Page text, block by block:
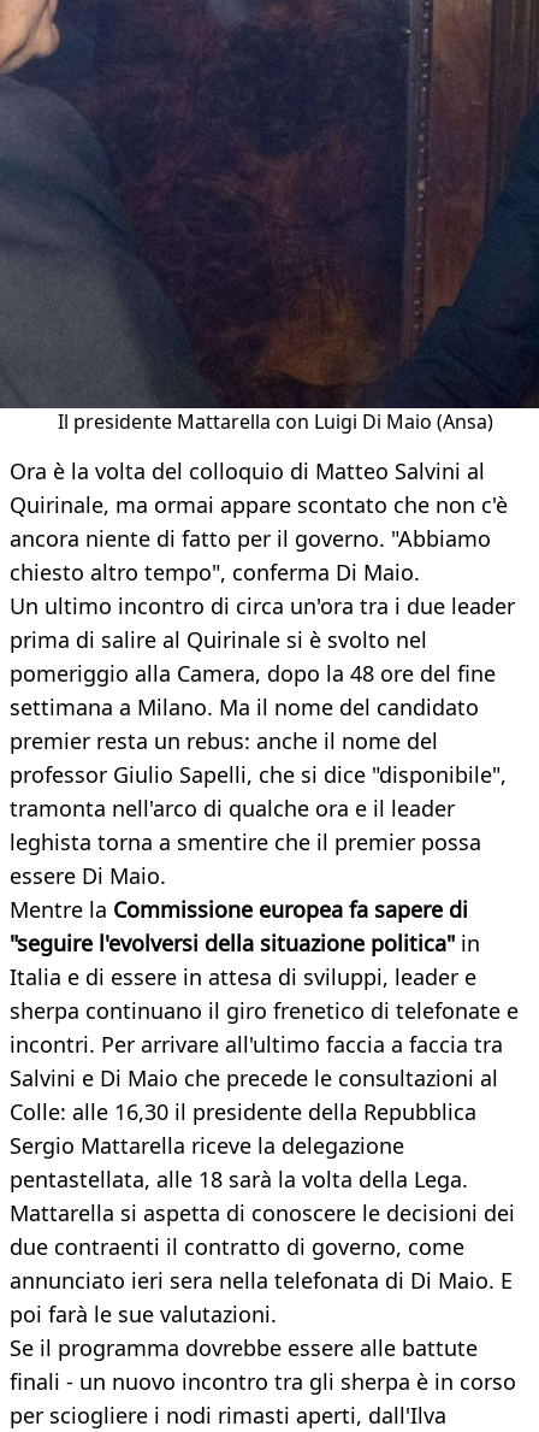
Il presidente Mattarella con Luigi Di Maio (Ansa)
Ora è la volta del colloquio di Matteo Salvini al
Quirinale, ma ormai appare scontato che non c'è
ancora niente di fatto per il governo. "Abbiamo
chiesto altro tempo", conferma Di Maio.
Un ultimo incontro di circa un'ora tra i due leader
prima di salire al Quirinale si è svolto nel
pomeriggio alla Camera, dopo la 48 ore del fine
settimana a Milano. Ma il nome del candidato
premier resta un rebus: anche il nome del
professor Giulio Sapelli, che si dice "disponibile",
tramonta nell'arco di qualche ora e il leader
leghista torna a smentire che il premier possa
essere Di Maio.
Mentre la Commissione europea fa sapere di
"seguire l'evolversi della situazione politica" in
Italia e di essere in attesa di sviluppi, leader e
sherpa continuano il giro frenetico di telefonate e
incontri. Per arrivare all'ultimo faccia a faccia tra
Salvini e Di Maio che precede le consultazioni al
Colle: alle 16,30 il presidente della Repubblica
Sergio Mattarella riceve la delegazione
pentastellata, alle 18 sarà la volta della Lega.
Mattarella si aspetta di conoscere le decisioni dei
due contraenti il contratto di governo, come
annunciato ieri sera nella telefonata di Di Maio. E
poi farà le sue valutazioni.
Se il programma dovrebbe essere alle battute
finali - un nuovo incontro tra gli sherpa è in corso
per sciogliere i nodi rimasti aperti, dall'Ilva